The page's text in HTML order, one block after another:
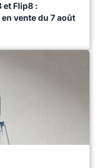
et Flip8 :
vente du 7 août